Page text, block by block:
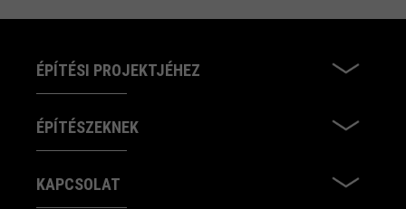
ÉPÍTÉSI PROJEKTJÉHEZ
ÉPÍTÉSZEKNEK
KAPCSOLAT